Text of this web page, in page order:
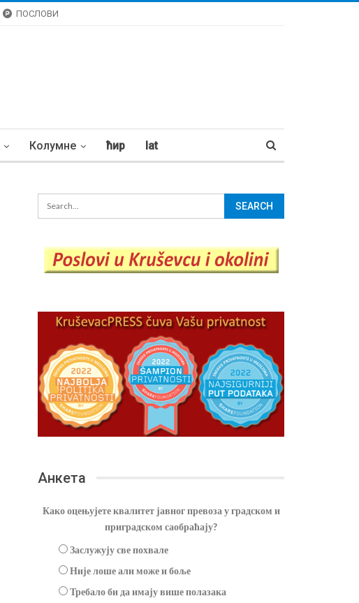
ПОСЛОВИ
Колумне ћир lat
Анкета
Како оцењујете квалитет јавног превоза у градском и
приградском саобраћају?
Заслужују све похвале
Није лоше али може и боље
Требало би да имају више полазака